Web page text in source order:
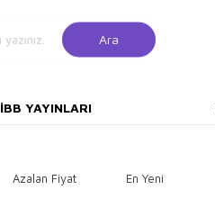
Ara
İBB YAYINLARI
Azalan Fiyat En Yeni